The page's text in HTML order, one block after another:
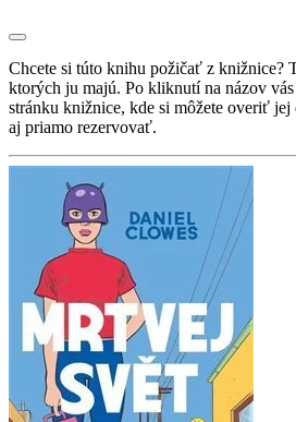
Chcete si túto knihu požičať z knižnice?
ktorých ju majú. Po kliknutí na názov vás
stránku knižnice, kde si môžete overiť jej
aj priamo rezervovať.